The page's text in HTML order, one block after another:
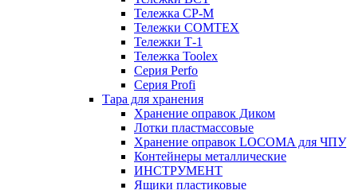
Тележка СР-М
Тележки COMTEX
Тележки Т-1
Тележка Toolex
Серия Perfo
Серия Profi
Тара для хранения
Хранение оправок Диком
Лотки пластмассовые
Хранение оправок LOCOMA для ЧПУ
Контейнеры металлические
ИНСТРУМЕНТ
Ящики пластиковые